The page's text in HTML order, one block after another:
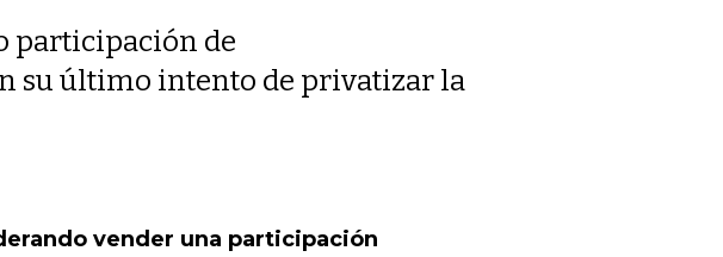
participación de
su último intento de privatizar la
vender una participación